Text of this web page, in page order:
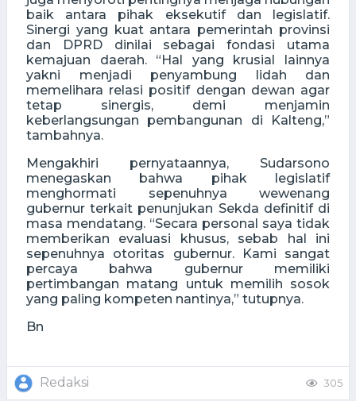
baik antara pihak eksekutif dan legislatif.
Sinergi yang kuat antara pemerintah provinsi
dan DPRD dinilai sebagai fondasi utama
kemajuan daerah. “Hal yang krusial lainnya
yakni menjadi penyambung lidah dan
memelihara relasi positif dengan dewan agar
tetap sinergis, demi menjamin
keberlangsungan pembangunan di Kalteng,”
tambahnya.
Mengakhiri pernyataannya, Sudarsono
menegaskan bahwa pihak legislatif
menghormati sepenuhnya wewenang
gubernur terkait penunjukan Sekda definitif di
masa mendatang. “Secara personal saya tidak
memberikan evaluasi khusus, sebab hal ini
sepenuhnya otoritas gubernur. Kami sangat
percaya bahwa gubernur memiliki
pertimbangan matang untuk memilih sosok
yang paling kompeten nantinya,” tutupnya.
Bn
Redaksi 305